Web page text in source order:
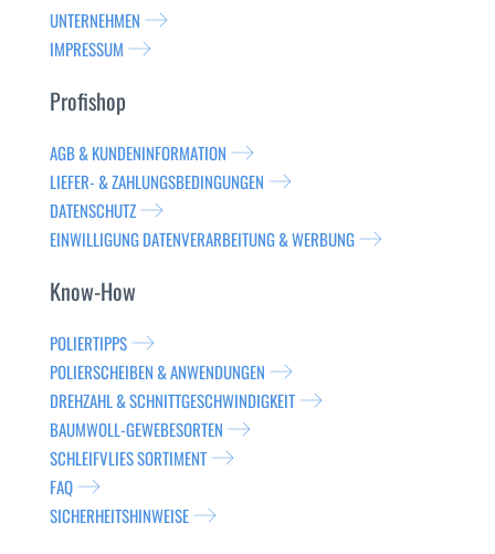
UNTERNEHMEN
IMPRESSUM
Profishop
AGB & KUNDENINFORMATION
LIEFER- & ZAHLUNGSBEDINGUNGEN
DATENSCHUTZ
EINWILLIGUNG DATENVERARBEITUNG & WERBUNG
Know-How
POLIERTIPPS
POLIERSCHEIBEN & ANWENDUNGEN
DREHZAHL & SCHNITTGESCHWINDIGKEIT
BAUMWOLL-GEWEBESORTEN
SCHLEIFVLIES SORTIMENT
FAQ
SICHERHEITSHINWEISE